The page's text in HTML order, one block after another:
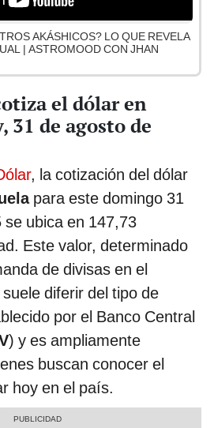
AKÁSHICOS? LO QUE REVELA
| ASTROMOOD CON JHAN
el dólar en
31 de agosto de
, la cotización del dólar
para este domingo 31
ubica en 147,73
Este valor, determinado
de divisas en el
diferir del tipo de
por el Banco Central
) y es ampliamente
buscan conocer el
hoy en el país.